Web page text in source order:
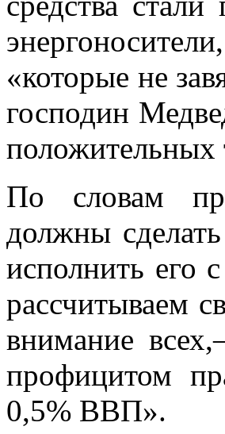
«которые не
господин
положительных
По словам
должны
исполнить его
рассчитываем
внимание
профицитом
0,5% ВВП».